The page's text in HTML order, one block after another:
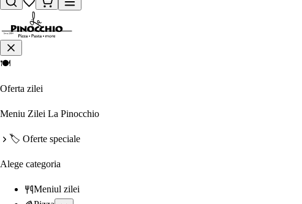
🍽️
Oferta zilei
Meniu Zilei La Pinocchio
🏷️ Oferte speciale
Alege categoria
Meniul zilei